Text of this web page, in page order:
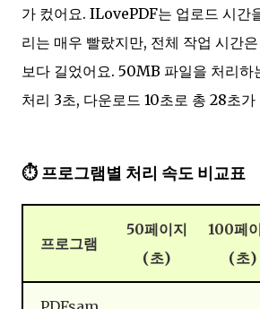
가 컸어요. ILovePDF는 업로드 시간
리는 매우 빨랐지만, 전체 작업 시간
보다 길었어요. 50MB 파일을 처리하
처리 3초, 다운로드 10초로 총 28초가
⏱️ 프로그램별 처리 속도 비교표
프로그램
50페이지
(초)
100페
(초)